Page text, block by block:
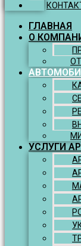
ГЛАВНАЯ
О
УСЛУГИ